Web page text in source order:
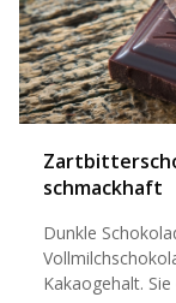
schmackhaft
Dunkle
Kakaogehalt.